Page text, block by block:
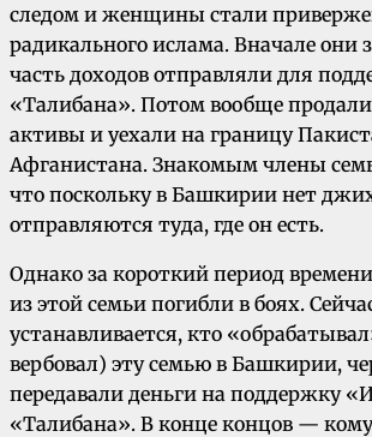
следом и женщины стали
радикального ислама. Вначале они
часть доходов отправляли для
«Талибана». Потом вообще продали
активы и уехали на границу
Афганистана. Знакомым члены
что поскольку в Башкирии нет
отправляются туда, где он есть.
Однако за короткий период
из этой семьи погибли в боях.
устанавливается, кто
вербовал) эту семью в Башкирии,
передавали деньги на поддержку
«Талибана». В конце концов —